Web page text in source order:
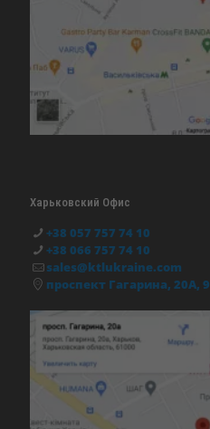
Харьковский Офис
+38 057 757 74 10
+38 066 757 74 10
sales@ktlukraine.com
проспект Гагарина, 20А, 9